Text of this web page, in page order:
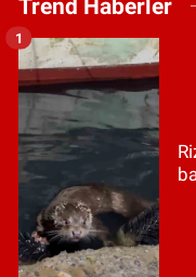
Trend Haberler
1